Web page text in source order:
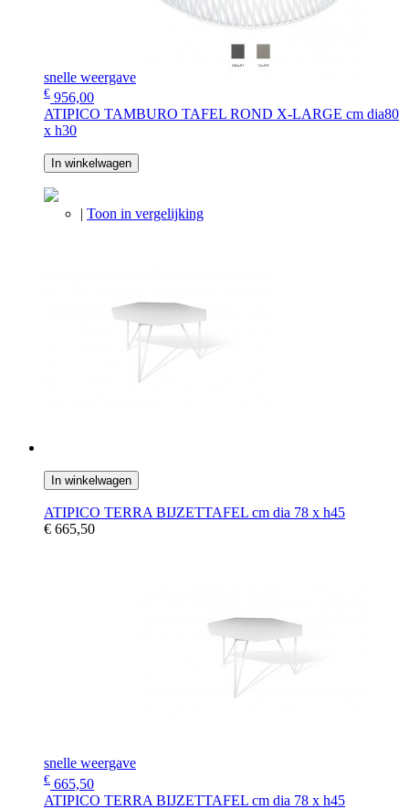
snelle weergave
€ 956,00
ATIPICO TAMBURO TAFEL ROND X-LARGE cm dia80
x h30
In winkelwagen
| Toon in vergelijking
In winkelwagen
ATIPICO TERRA BIJZETTAFEL cm dia 78 x h45
€ 665,50
snelle weergave
€ 665,50
ATIPICO TERRA BIJZETTAFEL cm dia 78 x h45